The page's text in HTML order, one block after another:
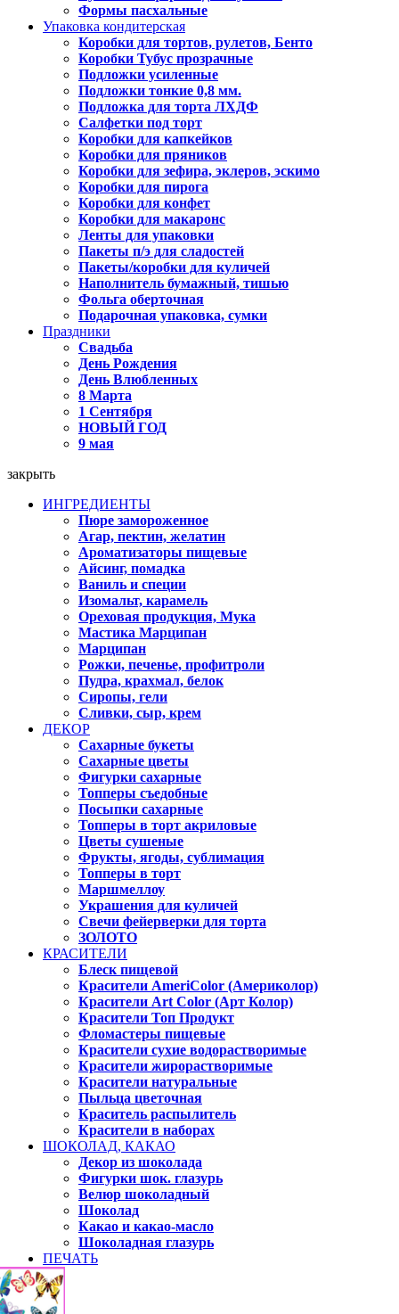
Формы пасхальные
Упаковка кондитерская
Коробки для тортов, рулетов, Бенто
Коробки Тубус прозрачные
Подложки усиленные
Подложки тонкие 0,8 мм.
Подложка для торта ЛХДФ
Салфетки под торт
Коробки для капкейков
Коробки для пряников
Коробки для зефира, эклеров, эскимо
Коробки для пирога
Коробки для конфет
Коробки для макаронс
Ленты для упаковки
Пакеты п/э для сладостей
Пакеты/коробки для куличей
Наполнитель бумажный, тишью
Фольга оберточная
Подарочная упаковка, сумки
Праздники
Свадьба
День Рождения
День Влюбленных
8 Марта
1 Сентября
НОВЫЙ ГОД
9 мая
закрыть
ИНГРЕДИЕНТЫ
Пюре замороженное
Агар, пектин, желатин
Ароматизаторы пищевые
Айсинг, помадка
Ваниль и специи
Изомальт, карамель
Ореховая продукция, Мука
Мастика Марципан
Марципан
Рожки, печенье, профитроли
Пудра, крахмал, белок
Сиропы, гели
Сливки, сыр, крем
ДЕКОР
Сахарные букеты
Сахарные цветы
Фигурки сахарные
Топперы съедобные
Посыпки сахарные
Топперы в торт акриловые
Цветы сушеные
Фрукты, ягоды, сублимация
Топперы в торт
Маршмеллоу
Украшения для куличей
Свечи фейерверки для торта
ЗОЛОТО
КРАСИТЕЛИ
Блеск пищевой
Красители AmeriColor (Америколор)
Красители Art Color (Арт Колор)
Красители Топ Продукт
Фломастеры пищевые
Красители сухие водорастворимые
Красители жирорастворимые
Красители натуральные
Пыльца цветочная
Краситель распылитель
Красители в наборах
ШОКОЛАД, КАКАО
Декор из шоколада
Фигурки шок. глазурь
Велюр шоколадный
Шоколад
Какао и какао-масло
Шоколадная глазурь
ПЕЧАТЬ